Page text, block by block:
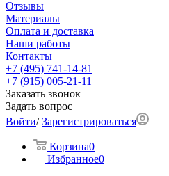
Отзывы
Материалы
Оплата и доставка
Наши работы
Контакты
+7 (495) 741-14-81
+7 (915) 005-21-11
Заказать звонок
Задать вопрос
Войти/Зарегистрироваться
Корзина0
Избранное0